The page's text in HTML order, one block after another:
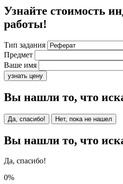
Узнайте стоимость
работы!
Тип задания
Предмет
Ваше имя
узнать цену
Вы нашли то, что
Да, спасибо! Нет, пока не нашел
Вы нашли то, что
Да, спасибо!
0%